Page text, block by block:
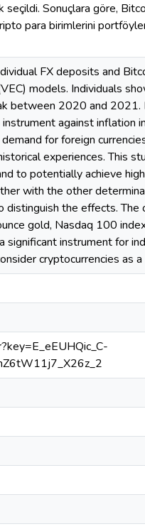
Sonuçlara göre,
para birimlerini
FX deposits and
models. Individuals
between 2020 and 2021.
against inflation
for foreign
experiences. This
to potentially achieve
with the other
the effects.
gold, Nasdaq 100
instrument for
cryptocurrencies